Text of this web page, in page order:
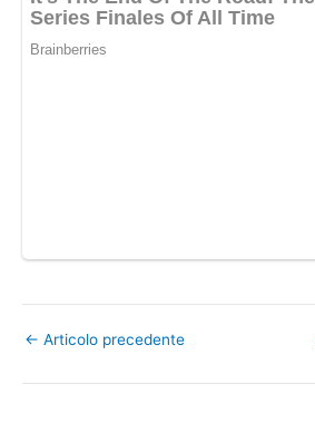
← Articolo precedente